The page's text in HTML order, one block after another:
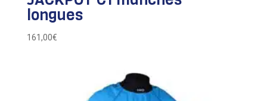
longues
161,00€